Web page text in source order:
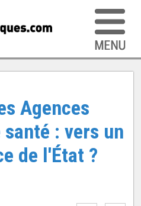
Agences
: vers un
de l'État ?